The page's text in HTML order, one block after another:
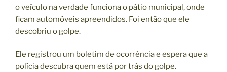
o veículo na verdade funciona o pátio municipal, onde
ficam automóveis apreendidos. Foi então que ele
descobriu o golpe.
Ele registrou um boletim de ocorrência e espera que a
polícia descubra quem está por trás do golpe.